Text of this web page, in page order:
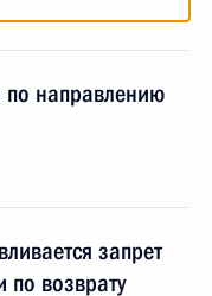
по направлению
запрет
по возврату